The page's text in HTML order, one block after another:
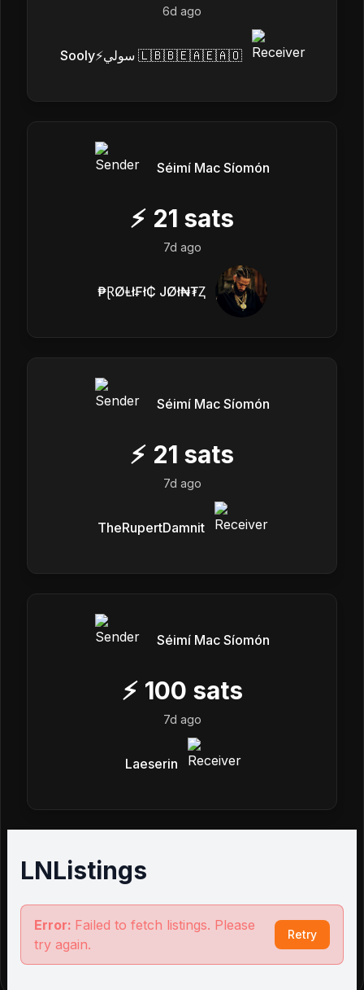
6d ago
Sooly⚡️سولي 🇱🇧🇧🇪🇦🇪🇦🇴
Séimí Mac Síomón
⚡ 21 sats
7d ago
₱ⱤØⱠł₣ł₵ JØł₦₮Ⱬ
Séimí Mac Síomón
⚡ 21 sats
7d ago
TheRupertDamnit
Séimí Mac Síomón
⚡ 100 sats
7d ago
Laeserin
LNListings
Error: Failed to fetch listings. Please
try again.
Retry